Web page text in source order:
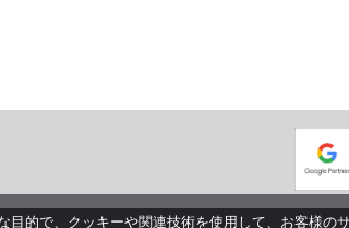
的で、クッキーや関連技術を使用して、お客様の